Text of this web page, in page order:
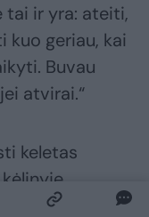
tai ir yra: ateiti,
kuo geriau, kai
Buvau
atvirai.“
keletas
į „Žalgirio“